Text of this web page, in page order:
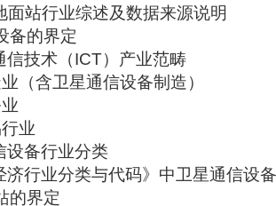
面站行业综述及数据来源说明
备的界定
信技术（ICT）产业范畴
（含卫星通信设备制造）
业
设备行业分类
济行业分类与代码》中卫星通信设
的界定